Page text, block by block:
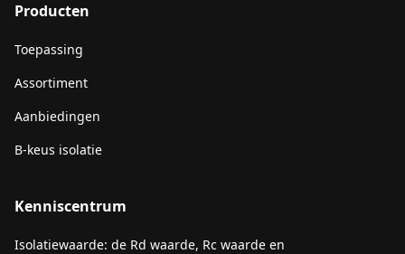
Producten
Toepassing
Assortiment
Aanbiedingen
B-keus isolatie
Kenniscentrum
Isolatiewaarde: de Rd waarde, Rc waarde en